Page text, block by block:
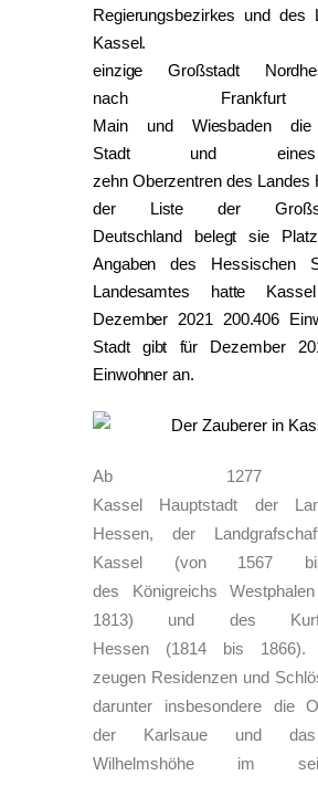
Regierungsbezirkes und des
Kassel.
einzige Großstadt
nach
Main und Wiesbaden die
Stadt und
zehn Oberzentren des Landes
der Liste der
Deutschland belegt sie
Angaben des Hessischen
Landesamtes hatte
Dezember 2021 200.406
Stadt gibt für Dezember
Einwohner an.
Ab 1277
Kassel Hauptstadt der
Hessen, der
Kassel (von 1567
des Königreichs
1813) und des
Hessen (1814 bis 1866).
zeugen Residenzen und
darunter insbesondere die
der Karlsaue und
Wilhelmshöhe im